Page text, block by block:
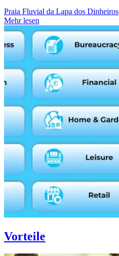
Praia Fluvial da Lapa dos Dinheiros
Mehr lesen
Vorteile